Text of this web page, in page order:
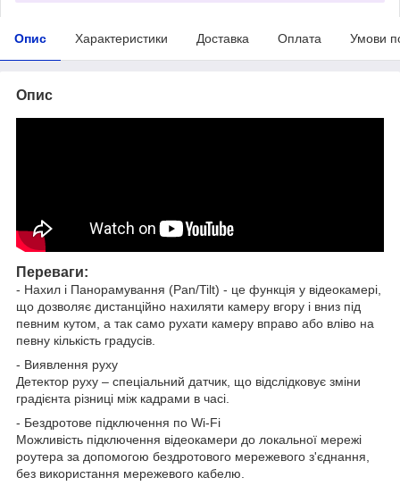
Опис Характеристики Доставка Оплата Умови
Опис
Переваги:
- Нахил і Панорамування (Pan/Tilt) - це функція у відеокамері,
що дозволяє дистанційно нахиляти камеру вгору і вниз під
певним кутом, а так само рухати камеру вправо або вліво на
певну кількість градусів.
- Виявлення руху
Детектор руху – спеціальний датчик, що відслідковує зміни
градієнта різниці між кадрами в часі.
- Бездротове підключення по Wi-Fi
Можливість підключення відеокамери до локальної мережі
роутера за допомогою бездротового мережевого з'єднання,
без використання мережевого кабелю.